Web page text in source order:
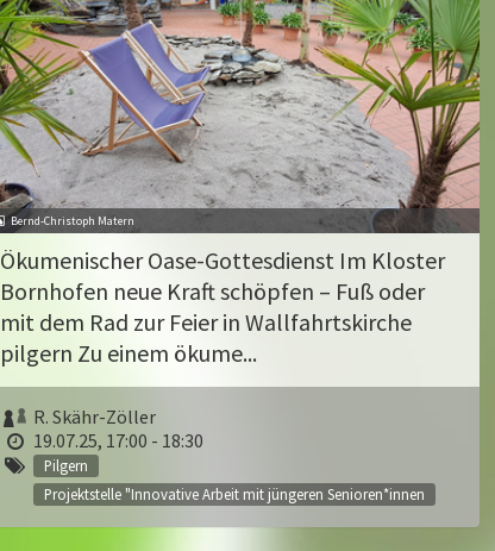
Bernd-Christoph Matern
Ökumenischer Oase-Gottesdienst Im Kloster
Bornhofen neue Kraft schöpfen – Fuß oder
mit dem Rad zur Feier in Wallfahrtskirche
pilgern Zu einem ökume...
R. Skähr-Zöller
19.07.25, 17:00 - 18:30
Pilgern
Projektstelle "Innovative Arbeit mit jüngeren Senioren*innen